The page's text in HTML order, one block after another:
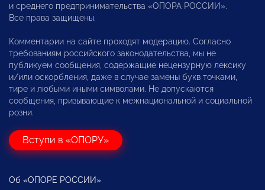
и среднего предпринимательства «ОПОРА РОССИИ».
Все права защищены.
Комментарии на сайте проходят модерацию. Согласно
требованиям российского законодательства, мы не
публикуем сообщения, содержащие нецензурную лексику
и/или оскорбления, даже в случае замены букв точками,
тире и любыми иными символами. Не допускаются
сообщения, призывающие к межнациональной и социальной
розни.
Вступи в «ОПОРУ»
Об «ОПОРЕ РОССИИ»